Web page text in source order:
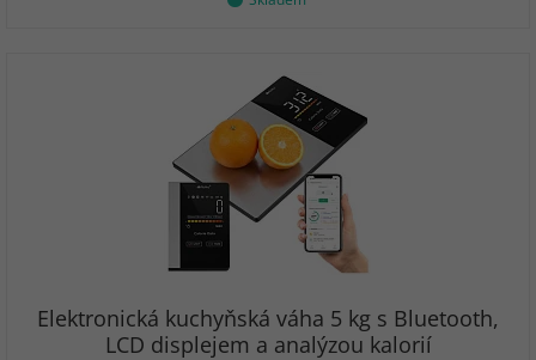
Elektronická kuchyňská váha 5 kg s Bluetooth,
LCD displejem a analýzou kalorií